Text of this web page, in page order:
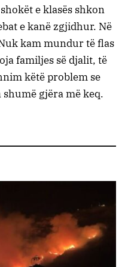
e klasës shkon
e kanë zgjidhur. Në
kam mundur të flas
familjes së djalit, të
këtë problem se
gjëra më keq.